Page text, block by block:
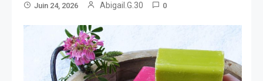
Juin 24, 2026 Abigail.G.30 0